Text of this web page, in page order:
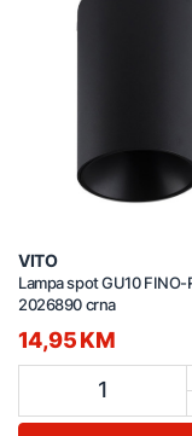
VITO
Lampa spot GU10 FINO-
2026890 crna
14,95 KM
1